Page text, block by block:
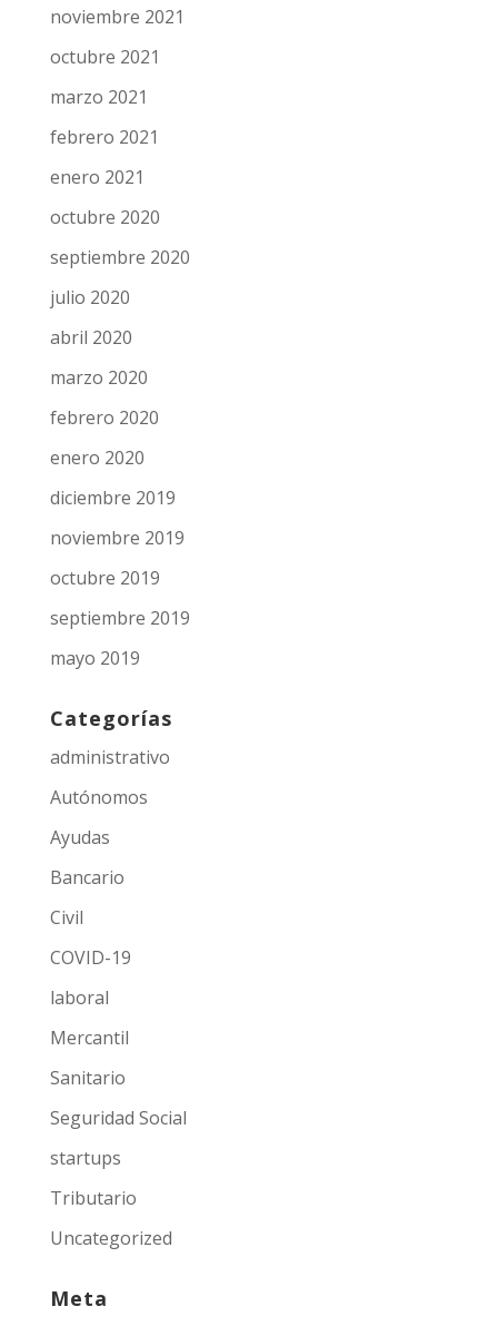
noviembre 2021
octubre 2021
marzo 2021
febrero 2021
enero 2021
octubre 2020
septiembre 2020
julio 2020
abril 2020
marzo 2020
febrero 2020
enero 2020
diciembre 2019
noviembre 2019
octubre 2019
septiembre 2019
mayo 2019
Categorías
administrativo
Autónomos
Ayudas
Bancario
Civil
COVID-19
laboral
Mercantil
Sanitario
Seguridad Social
startups
Tributario
Uncategorized
Meta